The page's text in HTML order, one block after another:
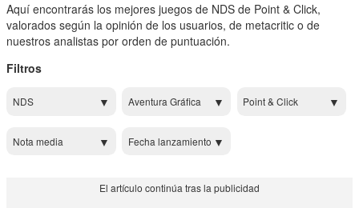
Aquí encontrarás los mejores juegos de NDS de Point & Click,
valorados según la opinión de los usuarios, de metacritic o de
nuestros analistas por orden de puntuación.
Filtros
NDS Aventura Gráfica Point & Click
Nota media Fecha lanzamiento